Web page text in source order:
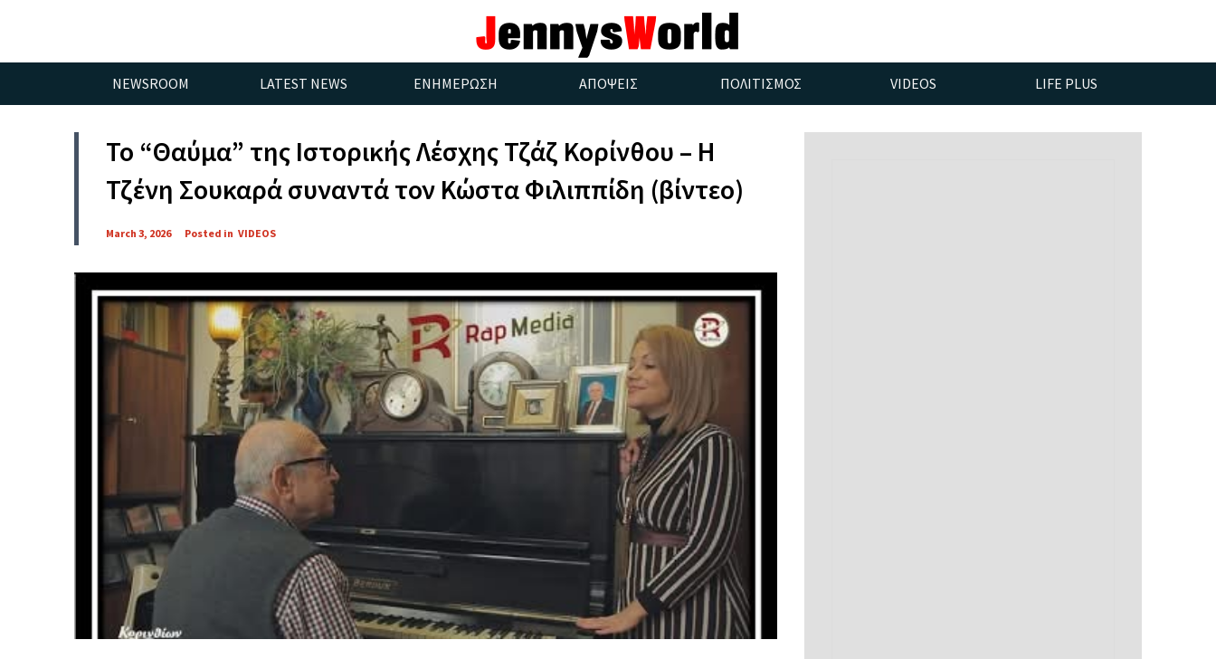
NEWSROOM LATEST NEWS ΕΝΗΜΕΡΩΣΗ ΑΠΟΨΕΙΣ ΠΟΛΙΤΙΣΜΟΣ VIDEOS LIFE PLUS
Το “Θαύμα” της Ιστορικής Λέσχης Τζάζ Κορίνθου – Η
Τζένη Σουκαρά συναντά τον Κώστα Φιλιππίδη (βίντεο)
March 3, 2026 Posted in VIDEOS